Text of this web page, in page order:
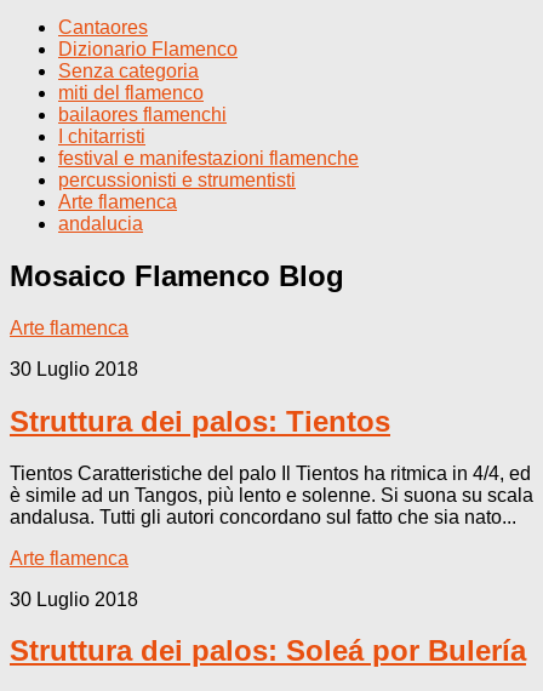
Cantaores
Dizionario Flamenco
Senza categoria
miti del flamenco
bailaores flamenchi
I chitarristi
festival e manifestazioni flamenche
percussionisti e strumentisti
Arte flamenca
andalucia
Mosaico Flamenco Blog
Arte flamenca
30 Luglio 2018
Struttura dei palos: Tientos
Tientos Caratteristiche del palo Il Tientos ha ritmica in 4/4, ed
è simile ad un Tangos, più lento e solenne. Si suona su scala
andalusa. Tutti gli autori concordano sul fatto che sia nato...
Arte flamenca
30 Luglio 2018
Struttura dei palos: Soleá por Bulería